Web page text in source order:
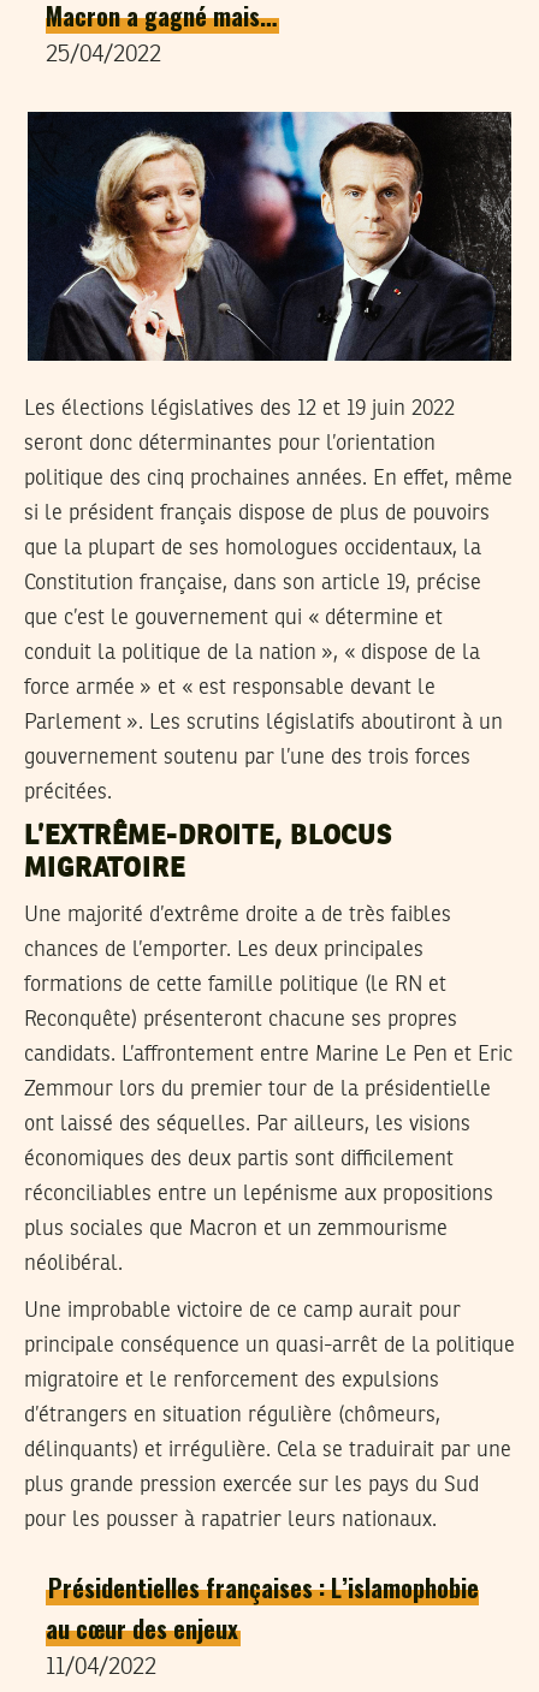
Macron a gagné mais…
25/04/2022
Les élections législatives des 12 et 19 juin 2022
seront donc déterminantes pour l’orientation
politique des cinq prochaines années. En effet, même
si le président français dispose de plus de pouvoirs
que la plupart de ses homologues occidentaux, la
Constitution française, dans son article 19, précise
que c’est le gouvernement qui « détermine et
conduit la politique de la nation », « dispose de la
force armée » et « est responsable devant le
Parlement ». Les scrutins législatifs aboutiront à un
gouvernement soutenu par l’une des trois forces
précitées.
L’EXTRÊME-DROITE, BLOCUS
MIGRATOIRE
Une majorité d’extrême droite a de très faibles
chances de l’emporter. Les deux principales
formations de cette famille politique (le RN et
Reconquête) présenteront chacune ses propres
candidats. L’affrontement entre Marine Le Pen et Eric
Zemmour lors du premier tour de la présidentielle
ont laissé des séquelles. Par ailleurs, les visions
économiques des deux partis sont difficilement
réconciliables entre un lepénisme aux propositions
plus sociales que Macron et un zemmourisme
néolibéral.
Une improbable victoire de ce camp aurait pour
principale conséquence un quasi-arrêt de la politique
migratoire et le renforcement des expulsions
d’étrangers en situation régulière (chômeurs,
délinquants) et irrégulière. Cela se traduirait par une
plus grande pression exercée sur les pays du Sud
pour les pousser à rapatrier leurs nationaux.
Présidentielles françaises : L’islamophobie
au cœur des enjeux
11/04/2022